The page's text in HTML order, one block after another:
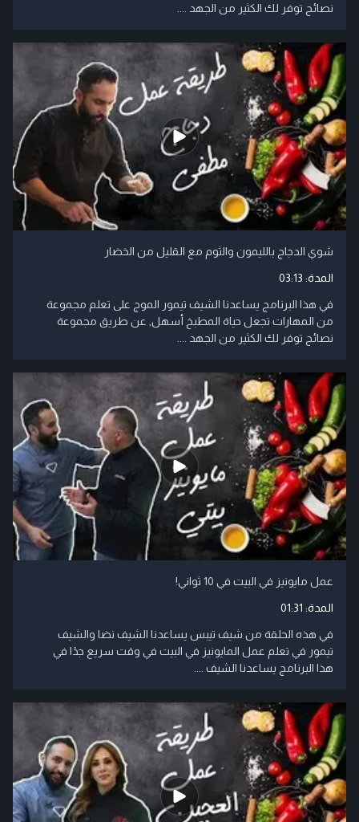
نصائح توفر لك الكثير من الجهد ....
شوي الدجاج بالليمون والثوم مع القليل من الخضار
المدة: 03:13
في هذا البرنامج يساعدنا الشيف تيمور الموج على تعلم مجموعة
من المهارات تجعل حياة المطبخ أسهل, عن طريق مجموعة
نصائح توفر لك الكثير من الجهد ....
عمل مايونيز في البيت في 10 ثواني!
المدة: 01:31
في هذه الحلقة من شيف تيبس يساعدنا الشيف نضا والشيف
تيمور في تعلم عمل المايونيز في البيت في وقت سريع جدًا في
هذا البرنامج يساعدنا الشيف ....